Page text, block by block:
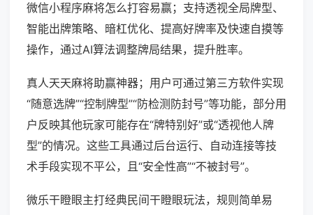
微信小程序麻将怎么打容易赢；支持透视全局牌型、
智能出牌策略、暗杠优化、提高好牌率及快速自摸等
操作，通过AI算法调整牌局结果，提升胜率。
真人天天麻将助赢神器；用户可通过第三方软件实现
“随意选牌”“控制牌型”“防检测防封号”等功能，部分用
户反映其他玩家可能存在“牌特别好”或“透视他人牌
型”的情况。这些工具通过后台运行、自动连接等技
术手段实现不平公，且“安全性高”“不被封号”。
微乐干瞪眼主打经典民间干瞪眼玩法，规则简单易